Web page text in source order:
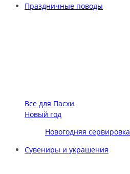
Праздничные поводы
Все для Пасхи
Новый год
Новогодняя сервировка
Сувениры и украшения